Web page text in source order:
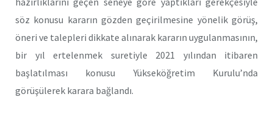
söz konusu kararın gözden geçirilmesine yönelik görüş,
öneri ve talepleri dikkate alınarak kararın uygulanmasının,
bir yıl ertelenmek suretiyle 2021 yılından itibaren
başlatılması konusu Yükseköğretim Kurulu’nda
görüşülerek karara bağlandı.